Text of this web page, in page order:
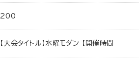
200
【大会タイトル】水曜モダン 【開催時間